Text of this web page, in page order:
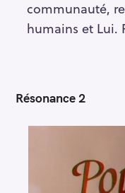
communauté,
humains et Lui.
Résonance 2